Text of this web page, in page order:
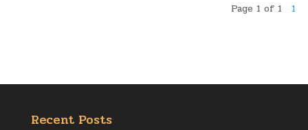
Page 1 of 1 1
Recent Posts